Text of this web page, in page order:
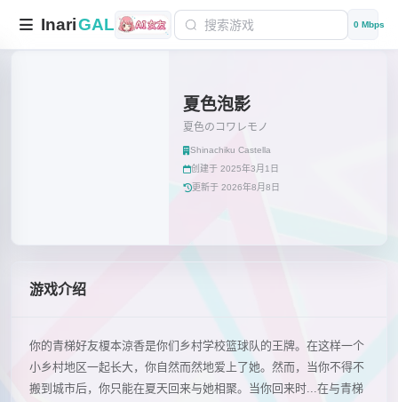
InariGAL 0 Mbps
夏色泡影
夏色のコワレモノ
Shinachiku Castella
创建于 2025年3月1日
更新于 2026年8月8日
游戏介绍
你的青梯好友榎本涼香是你们乡村学校篮球队的王牌。在这样一个
小乡村地区一起长大，你自然而然地爱上了她。然而，当你不得不
搬到城市后，你只能在夏天回来与她相聚。当你回来时...在与青梯